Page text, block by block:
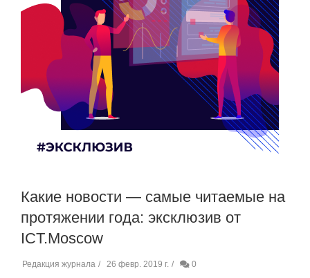
Какие новости — самые читаемые на
протяжении года: эксклюзив от
ICT.Moscow
Редакция журнала 26 февр. 2019 г. 0